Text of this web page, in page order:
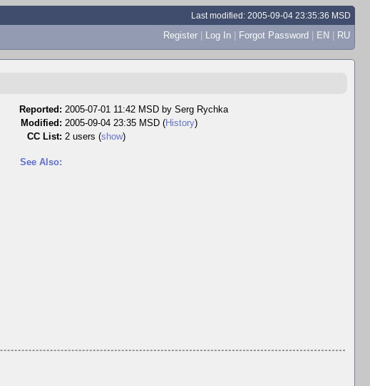
Last modified: 2005-09-04 23:35:36 MSD
Register | Log In | Forgot Password | EN | RU
Reported: 2005-07-01 11:42 MSD by Serg Rychka
Modified: 2005-09-04 23:35 MSD (History)
CC List: 2 users (show)
See Also: